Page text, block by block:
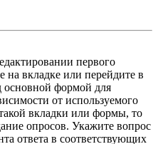
первого
вкладке или перейдите в
основной формой для
от используемого
вкладки или формы, то
опросов. Укажите вопрос
ответа в соответствующих